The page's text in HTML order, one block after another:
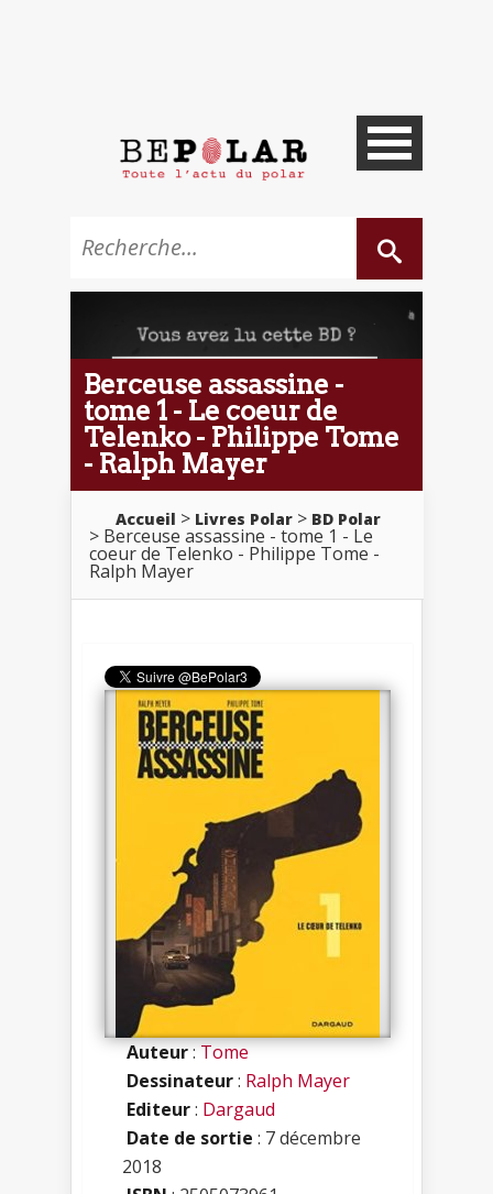
Berceuse assassine -
tome 1 - Le coeur de
Telenko - Philippe Tome
- Ralph Mayer
Accueil Livres Polar BD Polar
Berceuse assassine - tome 1 - Le
coeur de Telenko - Philippe Tome -
Ralph Mayer
Auteur:Tome
Dessinateur: Ralph Mayer
Editeur: Dargaud
Date de sortie : 7 décembre
2018